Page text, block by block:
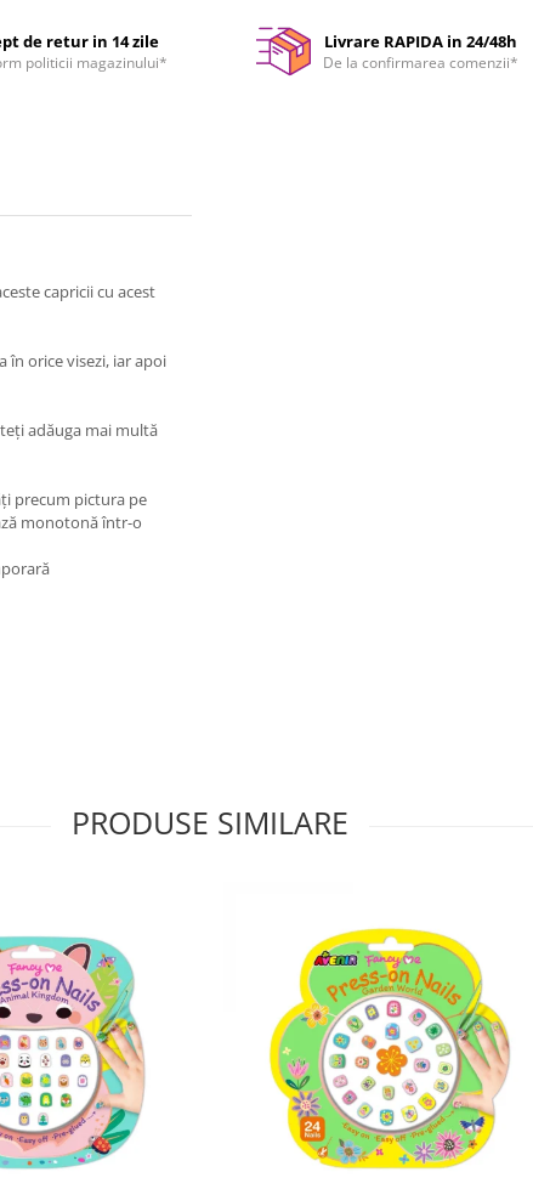
de retur in 14 zile
politicii magazinului*
Livrare RAPIDA in 24/48h
De la confirmarea comenzii*
capricii cu acest
în orice visezi, iar apoi
adăuga mai multă
precum pictura pe
monotonă într-o
PRODUSE SIMILARE